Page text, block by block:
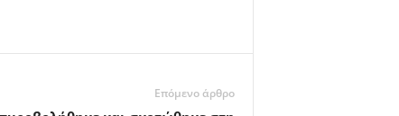
Επόμενο άρθρο